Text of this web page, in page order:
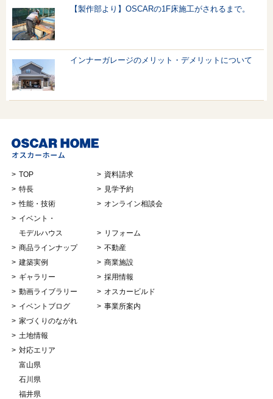
【製作部より】OSCARの1F床施工がされるまで。
インナーガレージのメリット・デメリットについて
TOP
特長
性能・技術
イベント・
モデルハウス
商品ラインナップ
建築実例
ギャラリー
動画ライブラリー
イベントブログ
家づくりのながれ
土地情報
対応エリア
富山県
石川県
福井県
資料請求
見学予約
オンライン相談会
リフォーム
不動産
商業施設
採用情報
オスカービルド
事業所案内